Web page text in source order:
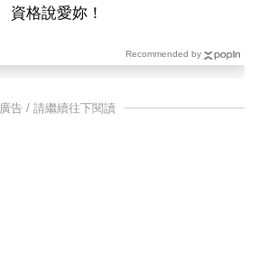
資格說愛妳！
Recommended by
廣告 / 請繼續往下閱讀